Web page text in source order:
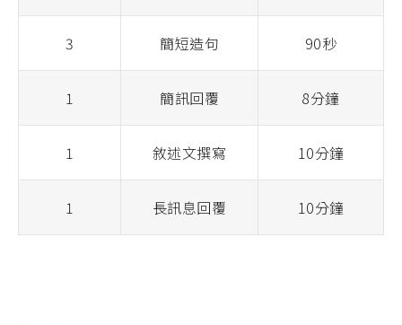
3 簡短造句 90秒
1 簡訊回覆 8分鐘
1 敘述文撰寫 10分鐘
1 長訊息回覆 10分鐘